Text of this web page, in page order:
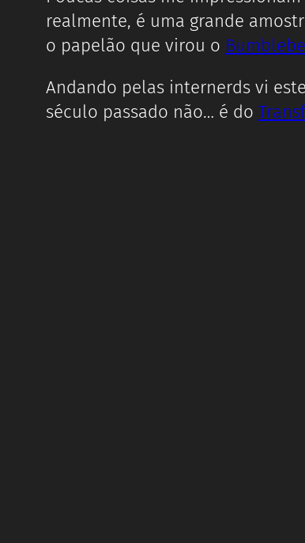
realmente, é uma grande
o papelão que virou o
Andando pelas internerds vi
século passado não… é do